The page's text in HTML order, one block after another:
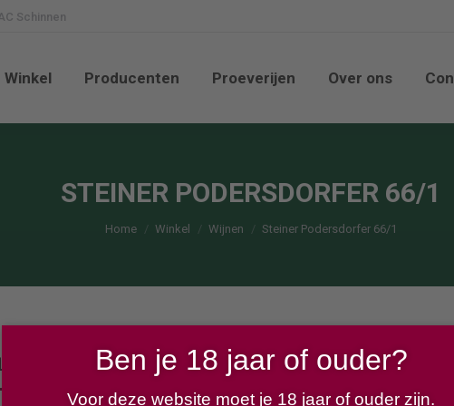
Schinnen
Winkel Producenten Proeverijen Over ons
STEINER PODERSDORFER 66/1
Je bent hier:
Home Winkel Wijnen Steiner Podersdorfer 66/1
Ben je 18 jaar of ouder?
Voor deze website moet je 18 jaar of ouder zijn.